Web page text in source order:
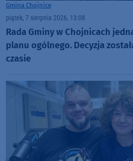
Gmina Chojnice
piątek, 7 sierpnia 2026, 13:08
Rada Gminy w Chojnicach
planu ogólnego. Decyzja
czasie